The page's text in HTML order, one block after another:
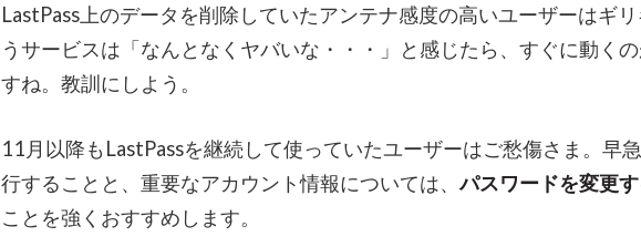
LastPass上のデータを削除していたアンテナ感度の高いユーザーはギ
うサービスは「なんとなくヤバいな・・・」と感じたら、すぐに動く
すね。教訓にしよう。
11月以降もLastPassを継続して使っていたユーザーはご愁傷さま。早
行することと、重要なアカウント情報については、パスワードを変更
ことを強くおすすめします。